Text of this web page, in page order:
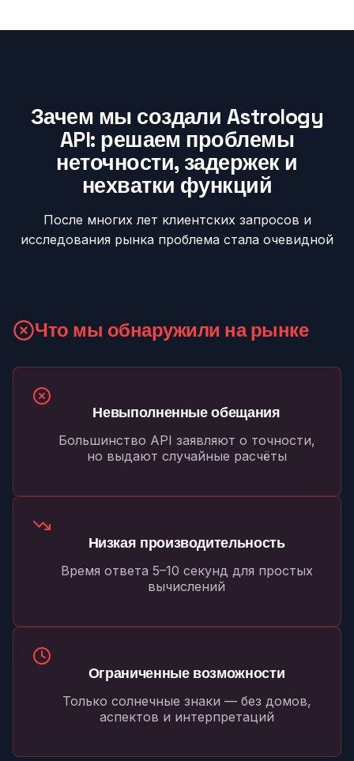
Зачем мы создали Astrology
API: решаем проблемы
неточности, задержек и
нехватки функций
После многих лет клиентских запросов и
исследования рынка проблема стала очевидной
Что мы обнаружили на рынке
Невыполненные обещания
Большинство API заявляют о точности,
но выдают случайные расчёты
Низкая производительность
Время ответа 5–10 секунд для простых
вычислений
Ограниченные возможности
Только солнечные знаки — без домов,
аспектов и интерпретаций